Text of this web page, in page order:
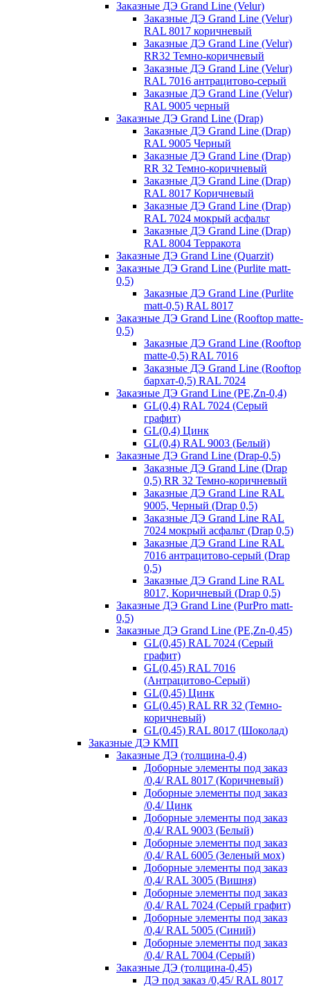
Заказные ДЭ Grand Line (Velur)
Заказные ДЭ Grand Line (Velur)
RAL 8017 коричневый
Заказные ДЭ Grand Line (Velur)
RR32 Темно-коричневый
Заказные ДЭ Grand Line (Velur)
RAL 7016 антрацитово-серый
Заказные ДЭ Grand Line (Velur)
RAL 9005 черный
Заказные ДЭ Grand Line (Drap)
Заказные ДЭ Grand Line (Drap)
RAL 9005 Черный
Заказные ДЭ Grand Line (Drap)
RR 32 Темно-коричневый
Заказные ДЭ Grand Line (Drap)
RAL 8017 Коричневый
Заказные ДЭ Grand Line (Drap)
RAL 7024 мокрый асфальт
Заказные ДЭ Grand Line (Drap)
RAL 8004 Терракота
Заказные ДЭ Grand Line (Quarzit)
Заказные ДЭ Grand Line (Purlite matt-
0,5)
Заказные ДЭ Grand Line (Purlite
matt-0,5) RAL 8017
Заказные ДЭ Grand Line (Rooftop matte-
0,5)
Заказные ДЭ Grand Line (Rooftop
matte-0,5) RAL 7016
Заказные ДЭ Grand Line (Rooftop
бархат-0,5) RAL 7024
Заказные ДЭ Grand Line (PE,Zn-0,4)
GL(0,4) RAL 7024 (Серый
графит)
GL(0,4) Цинк
GL(0,4) RAL 9003 (Белый)
Заказные ДЭ Grand Line (Drap-0,5)
Заказные ДЭ Grand Line (Drap
0,5) RR 32 Темно-коричневый
Заказные ДЭ Grand Line RAL
9005, Черный (Drap 0,5)
Заказные ДЭ Grand Line RAL
7024 мокрый асфальт (Drap 0,5)
Заказные ДЭ Grand Line RAL
7016 антрацитово-серый (Drap
0,5)
Заказные ДЭ Grand Line RAL
8017, Коричневый (Drap 0,5)
Заказные ДЭ Grand Line (PurPro matt-
0,5)
Заказные ДЭ Grand Line (PE,Zn-0,45)
GL(0,45) RAL 7024 (Серый
графит)
GL(0,45) RAL 7016
(Антрацитово-Серый)
GL(0,45) Цинк
GL(0.45) RAL RR 32 (Темно-
коричневый)
GL(0.45) RAL 8017 (Шоколад)
Заказные ДЭ КМП
Заказные ДЭ (толщина-0,4)
Доборные элементы под заказ
/0,4/ RAL 8017 (Коричневый)
Доборные элементы под заказ
/0,4/ Цинк
Доборные элементы под заказ
/0,4/ RAL 9003 (Белый)
Доборные элементы под заказ
/0,4/ RAL 6005 (Зеленый мох)
Доборные элементы под заказ
/0,4/ RAL 3005 (Вишня)
Доборные элементы под заказ
/0,4/ RAL 7024 (Серый графит)
Доборные элементы под заказ
/0,4/ RAL 5005 (Синий)
Доборные элементы под заказ
/0,4/ RAL 7004 (Серый)
Заказные ДЭ (толщина-0,45)
ДЭ под заказ /0,45/ RAL 8017